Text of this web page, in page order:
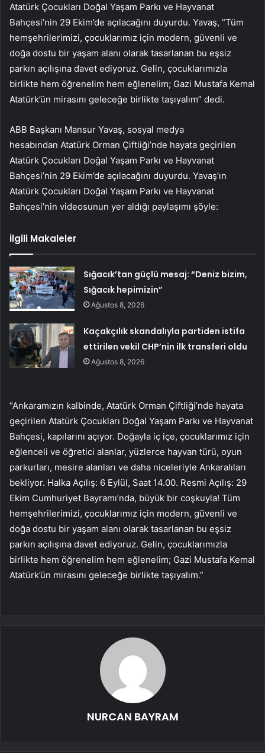
Atatürk Çocukları Doğal Yaşam Parkı ve Hayvanat
Bahçesi’nin 29 Ekim’de açılacağını duyurdu. Yavaş, “Tüm
hemşehrilerimizi, çocuklarımız için modern, güvenli ve
doğa dostu bir yaşam alanı olarak tasarlanan bu eşsiz
parkın açılışına davet ediyoruz. Gelin, çocuklarımızla
birlikte hem öğrenelim hem eğlenelim; Gazi Mustafa Kemal
Atatürk’ün mirasını geleceğe birlikte taşıyalım” dedi.
ABB Başkanı Mansur Yavaş, sosyal medya
hesabından Atatürk Orman Çiftliği’nde hayata geçirilen
Atatürk Çocukları Doğal Yaşam Parkı ve Hayvanat
Bahçesi’nin 29 Ekim’de açılacağını duyurdu. Yavaş’ın
Atatürk Çocukları Doğal Yaşam Parkı ve Hayvanat
Bahçesi’nin videosunun yer aldığı paylaşımı şöyle:
İlgili Makaleler
Sığacık’tan güçlü mesaj: “Deniz bizim,
Sığacık hepimizin”
Ağustos 8, 2026
Kaçakçılık skandalıyla partiden istifa
ettirilen vekil CHP’nin ilk transferi oldu
Ağustos 8, 2026
“Ankaramızın kalbinde, Atatürk Orman Çiftliği’nde hayata
geçirilen Atatürk Çocukları Doğal Yaşam Parkı ve Hayvanat
Bahçesi, kapılarını açıyor. Doğayla iç içe, çocuklarımız için
eğlenceli ve öğretici alanlar, yüzlerce hayvan türü, oyun
parkurları, mesire alanları ve daha niceleriyle Ankaralıları
bekliyor. Halka Açılış: 6 Eylül, Saat 14.00. Resmi Açılış: 29
Ekim Cumhuriyet Bayramı’nda, büyük bir coşkuyla! Tüm
hemşehrilerimizi, çocuklarımız için modern, güvenli ve
doğa dostu bir yaşam alanı olarak tasarlanan bu eşsiz
parkın açılışına davet ediyoruz. Gelin, çocuklarımızla
birlikte hem öğrenelim hem eğlenelim; Gazi Mustafa Kemal
Atatürk’ün mirasını geleceğe birlikte taşıyalım.”
NURCAN BAYRAM